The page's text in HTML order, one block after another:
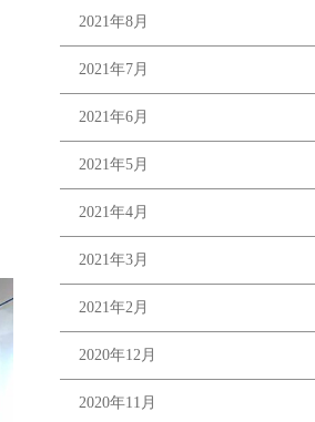
2021年8月
2021年7月
2021年6月
2021年5月
2021年4月
2021年3月
2021年2月
2020年12月
2020年11月